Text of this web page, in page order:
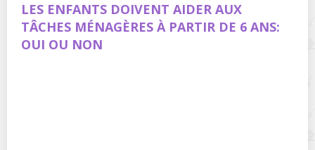
LES ENFANTS DOIVENT AIDER AUX
TÂCHES MÉNAGÈRES À PARTIR DE 6 ANS:
OUI OU NON